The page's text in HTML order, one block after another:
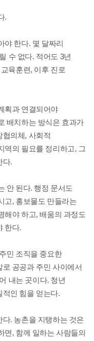
.
야 한다. 몇 달짜리
수 없다. 적어도 3년
교육훈련, 이후 진로
획과 연결되어야
배치하는 방식은 효과가
협의체, 사회적
역의 필요를 정리하고, 그
다.
안 된다. 행정 문서도
고, 홍보물도 만들라는
해야 하고, 배움의 과정도
한다.
민 조직을 중요한
로 공공과 주민 사이에서
내는 곳이다. 청년
적인 힘을 얻는다.
다. 농촌을 지탱하는 것은
면, 함께 일하는 사람들의